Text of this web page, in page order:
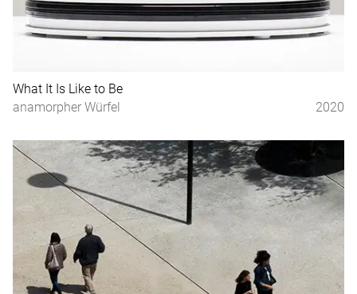
What It Is Like to Be
anamorpher Würfel
2020